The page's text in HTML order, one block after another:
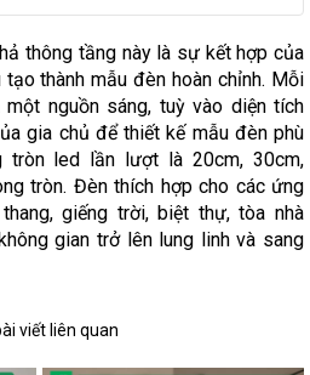
thông tầng này là sự kết hợp của
thành mẫu đèn hoàn chỉnh. Mỗi
nguồn sáng, tuỳ vào diện tích
gia chủ để thiết kế mẫu đèn phù
tròn led lần lượt là 20cm, 30cm,
tròn. Đèn thích hợp cho các ứng
giếng trời, biệt thự, tòa nhà
gian trở lên lung linh và sang
viết liên quan